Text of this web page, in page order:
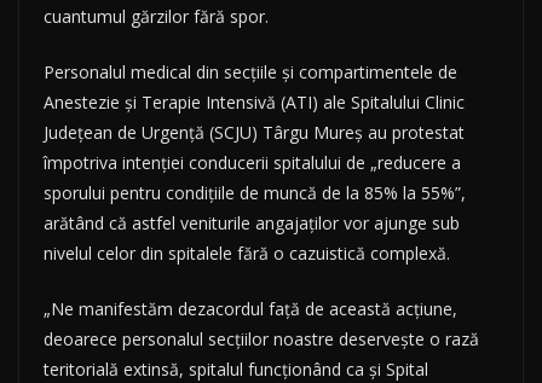
cuantumul gărzilor fără spor.
Personalul medical din secţiile şi compartimentele de
Anestezie şi Terapie Intensivă (ATI) ale Spitalului Clinic
Judeţean de Urgenţă (SCJU) Târgu Mureş au protestat
împotriva intenţiei conducerii spitalului de „reducere a
sporului pentru condiţiile de muncă de la 85% la 55%”,
arătând că astfel veniturile angajaţilor vor ajunge sub
nivelul celor din spitalele fără o cazuistică complexă.
„Ne manifestăm dezacordul faţă de această acţiune,
deoarece personalul secţiilor noastre deserveşte o rază
teritorială extinsă, spitalul funcţionând ca şi Spital